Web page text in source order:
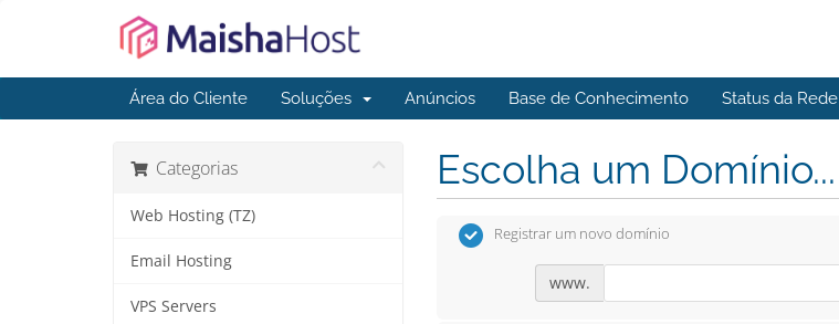
Área do Cliente Soluções Anúncios Base de Conhecimento Status da Rede
Categorias
Web Hosting (TZ)
Email Hosting
VPS Servers
Escolha um Domínio...
Registrar um novo domínio
www.